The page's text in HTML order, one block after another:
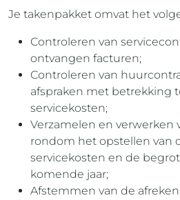
Je takenpakket omvat het
Controleren van
ontvangen facturen;
Controleren van
afspraken met betrekking
servicekosten;
Verzamelen en verwerken
rondom het opstellen van
servicekosten en de
komende jaar;
Afstemmen van de